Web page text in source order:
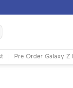
Pre Order Galaxy Z